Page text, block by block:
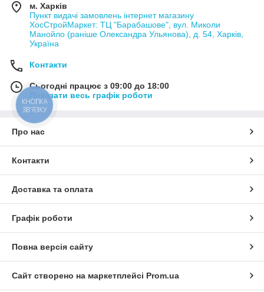
м. Харків
Пункт видачі замовлень інтернет магазину
ХосСтройМаркет: ТЦ "Барабашове", вул. Миколи
Манойло (раніше Олександра Ульянова), д. 54, Харків,
Україна
Контакти
Сьогодні працює з 09:00 до 18:00
Показати весь графік роботи
Про нас
Контакти
Доставка та оплата
Графік роботи
Повна версія сайту
Сайт створено на маркетплейсі Prom.ua
КНОПКА
ЗВ'ЯЗКУ